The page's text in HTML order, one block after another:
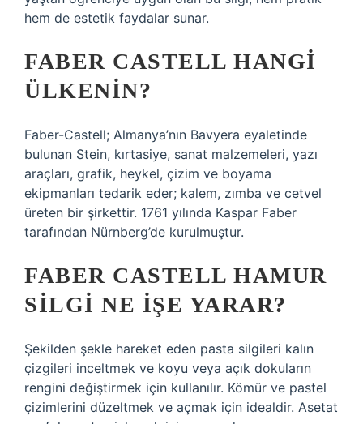
hem de estetik faydalar sunar.
FABER CASTELL HANGI
ÜLKENIN?
Faber-Castell; Almanya’nın Bavyera eyaletinde
bulunan Stein, kırtasiye, sanat malzemeleri, yazı
araçları, grafik, heykel, çizim ve boyama
ekipmanları tedarik eder; kalem, zımba ve cetvel
üreten bir şirkettir. 1761 yılında Kaspar Faber
tarafından Nürnberg’de kurulmuştur.
FABER CASTELL HAMUR
SILGI NE IŞE YARAR?
Şekilden şekle hareket eden pasta silgileri kalın
çizgileri inceltmek ve koyu veya açık dokuların
rengini değiştirmek için kullanılır. Kömür ve pastel
çizimlerini düzeltmek ve açmak için idealdir. Asetat